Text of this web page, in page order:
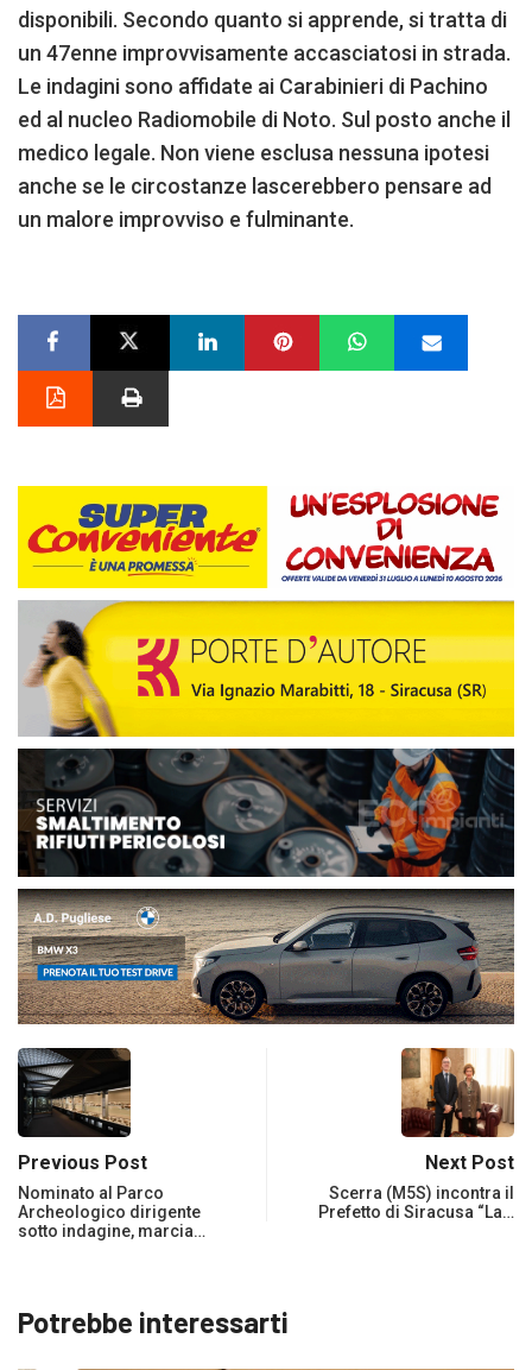
disponibili. Secondo quanto si apprende, si tratta di
un 47enne improvvisamente accasciatosi in strada.
Le indagini sono affidate ai Carabinieri di Pachino
ed al nucleo Radiomobile di Noto. Sul posto anche il
medico legale. Non viene esclusa nessuna ipotesi
anche se le circostanze lascerebbero pensare ad
un malore improvviso e fulminante.
Previous Post
Nominato al Parco
Archeologico dirigente
sotto indagine, marcia…
Next Post
Scerra (M5S) incontra il
Prefetto di Siracusa “La…
Potrebbe interessarti